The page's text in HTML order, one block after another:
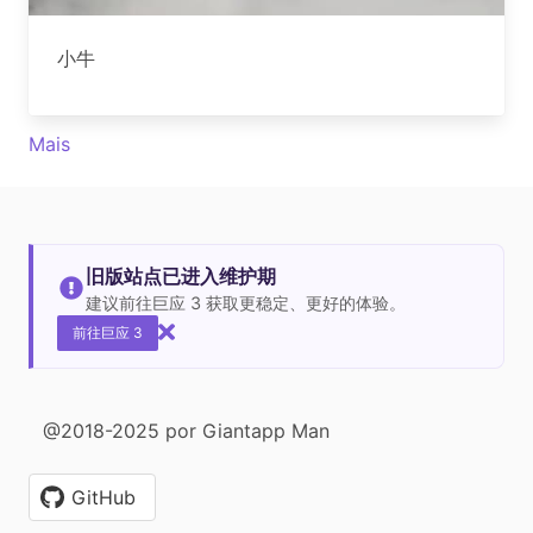
小牛
Mais
旧版站点已进入维护期
建议前往巨应 3 获取更稳定、更好的体验。
前往巨应 3
@2018-2025 por Giantapp Man
GitHub